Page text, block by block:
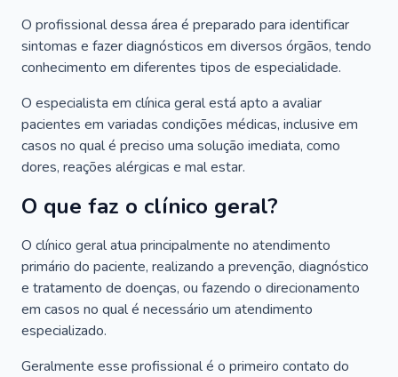
O profissional dessa área é preparado para identificar
sintomas e fazer diagnósticos em diversos órgãos, tendo
conhecimento em diferentes tipos de especialidade.
O especialista em clínica geral está apto a avaliar
pacientes em variadas condições médicas, inclusive em
casos no qual é preciso uma solução imediata, como
dores, reações alérgicas e mal estar.
O que faz o clínico geral?
O clínico geral atua principalmente no atendimento
primário do paciente, realizando a prevenção, diagnóstico
e tratamento de doenças, ou fazendo o direcionamento
em casos no qual é necessário um atendimento
especializado.
Geralmente esse profissional é o primeiro contato do